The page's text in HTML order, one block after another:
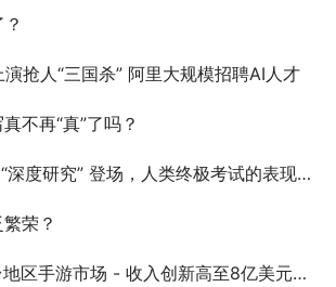
抢人“三国杀” 阿里大规模招聘AI人才
不再“真”了吗？
究” 登场，人类终极考试的表现超过DeepSeek R1
荣？
游市场 - 收入创新高至8亿美元，同比增长29%